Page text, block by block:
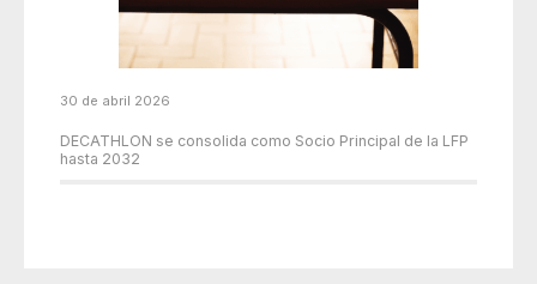
30 de abril 2026
DECATHLON se consolida como Socio Principal de la LFP
hasta 2032